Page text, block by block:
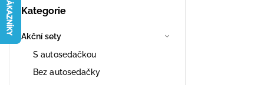
Kategorie
Akční sety
S autosedačkou
Bez autosedačky